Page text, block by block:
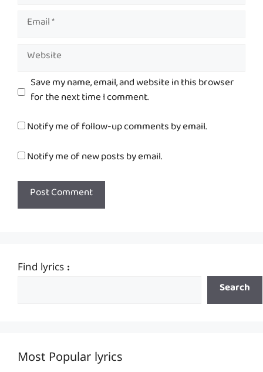
Email
Website
Save my name, email, and website in this browser
for the next time I comment.
Notify me of follow-up comments by email.
Notify me of new posts by email.
Find lyrics :
Search
Most Popular lyrics